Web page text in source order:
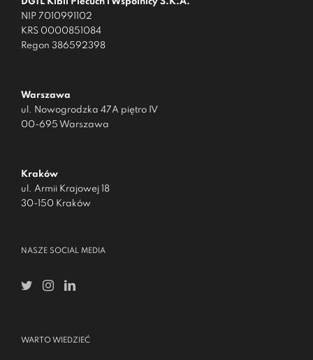
NIP 7010991102
KRS 0000851084
Regon 386592398
Warszawa
ul. Nowogrodzka 47A piętro IV
00-695 Warszawa
Kraków
ul. Armii Krajowej 18
30-150 Kraków
NASZE SOCIAL MEDIA
WARTO WIEDZIEĆ